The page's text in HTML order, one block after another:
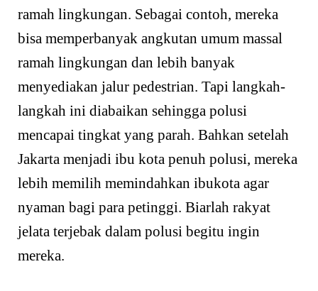
ramah lingkungan. Sebagai contoh, mereka
bisa memperbanyak angkutan umum massal
ramah lingkungan dan lebih banyak
menyediakan jalur pedestrian. Tapi langkah-
langkah ini diabaikan sehingga polusi
mencapai tingkat yang parah. Bahkan setelah
Jakarta menjadi ibu kota penuh polusi, mereka
lebih memilih memindahkan ibukota agar
nyaman bagi para petinggi. Biarlah rakyat
jelata terjebak dalam polusi begitu ingin
mereka.